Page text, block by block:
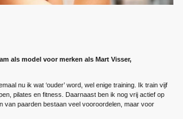
als model voor merken als Mart Visser,
nu ik wat ‘ouder’ word, wel enige training. Ik train vijf
pilates en fitness. Daarnaast ben ik nog vrij actief op
van paarden bestaan veel vooroordelen, maar voor